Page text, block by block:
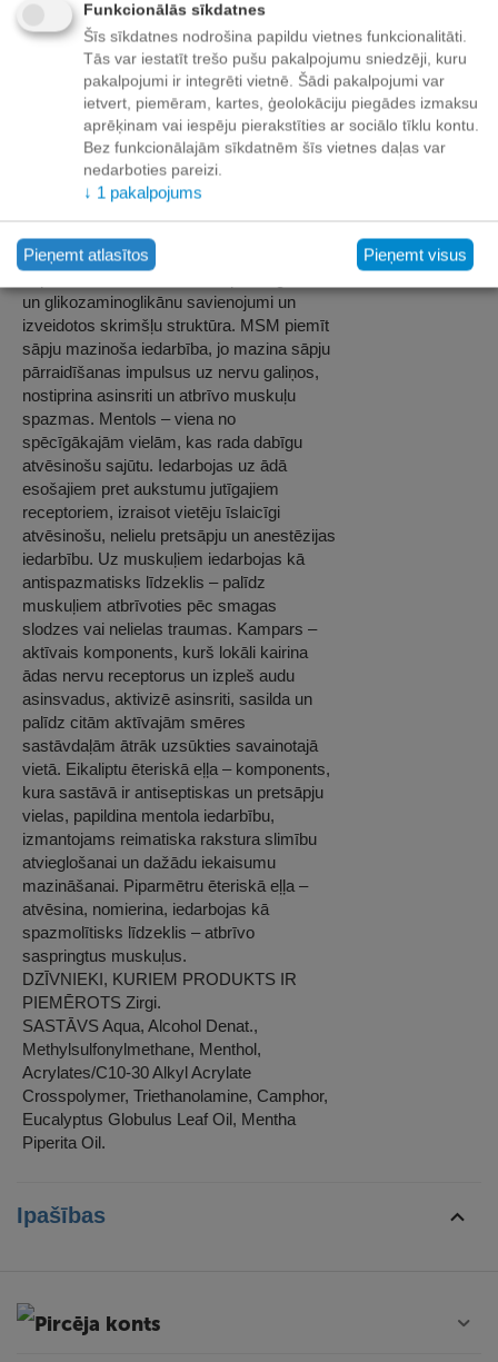
• mazina hroniskas sāpes un iekaisumu;
• savainotajos audos uzlabo asinsriti;
• palīdz atjaunot osteoartrīta savainoto
locītavu struktūru;
• mazina muskuļu spazmas;
• uzlabo locītavu kustīgumu.
SASTĀVDAĻU IEDARBĪBA
Metilsulfonilmetāns – parasti tiek saukts
par MSM, tas ir sēra avots, kas ir
struktūras veidošanai. Sērs ir
un glikozaminoglikānu savienojumi un
izveidotos skrimšļu struktūra. MSM piemīt
sāpju mazinoša iedarbība, jo mazina sāpju
pārraidīšanas impulsus uz nervu galiņos,
nostiprina asinsriti un atbrīvo muskuļu
spazmas. Mentols – viena no
spēcīgākajām vielām, kas rada dabīgu
atvēsinošu sajūtu. Iedarbojas uz ādā
esošajiem pret aukstumu jutīgajiem
receptoriem, izraisot vietēju īslaicīgi
atvēsinošu, nelielu pretsāpju un anestēzijas
iedarbību. Uz muskuļiem iedarbojas kā
antispazmatisks līdzeklis – palīdz
muskuļiem atbrīvoties pēc smagas
slodzes vai nelielas traumas. Kampars –
aktīvais komponents, kurš lokāli kairina
ādas nervu receptorus un izpleš audu
asinsvadus, aktivizē asinsriti, sasilda un
palīdz citām aktīvajām smēres
sastāvdaļām ātrāk uzsūkties savainotajā
vietā. Eikaliptu ēteriskā eļļa – komponents,
kura sastāvā ir antiseptiskas un pretsāpju
vielas, papildina mentola iedarbību,
izmantojams reimatiska rakstura slimību
atvieglošanai un dažādu iekaisumu
mazināšanai. Piparmētru ēteriskā eļļa –
atvēsina, nomierina, iedarbojas kā
spazmolītisks līdzeklis – atbrīvo
saspringtus muskuļus.
DZĪVNIEKI, KURIEM PRODUKTS IR
PIEMĒROTS Zirgi.
SASTĀVS Aqua, Alcohol Denat.,
Methylsulfonylmethane, Menthol,
Acrylates/C10-30 Alkyl Acrylate
Crosspolymer, Triethanolamine, Camphor,
Eucalyptus Globulus Leaf Oil, Mentha
Piperita Oil.
Ipašības
Pircēja konts
Funkcionālās sīkdatnes
Šīs sīkdatnes nodrošina papildu vietnes funkcionalitāti.
Tās var iestatīt trešo pušu pakalpojumu sniedzēji, kuru
pakalpojumi ir integrēti vietnē. Šādi pakalpojumi var
ietvert, piemēram, kartes, ģeolokāciju piegādes izmaksu
aprēķinam vai iespēju pierakstīties ar sociālo tīklu kontu.
Bez funkcionālajām sīkdatnēm šīs vietnes daļas var
nedarboties pareizi.
↓ 1 pakalpojums
Pieņemt atlasītos Pieņemt visus